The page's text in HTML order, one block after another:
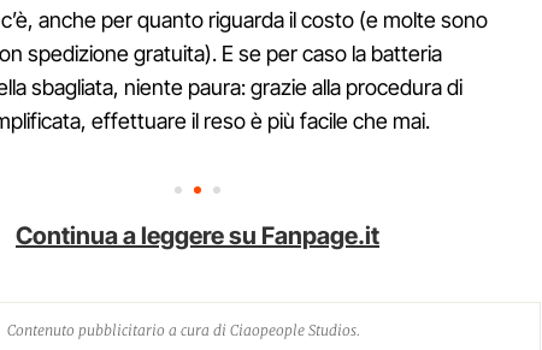
anche per quanto riguarda il costo (e molte sono
spedizione gratuita). E se per caso la batteria
sbagliata, niente paura: grazie alla procedura di
effettuare il reso è più facile che mai.
Continua a leggere su Fanpage.it
Contenuto pubblicitario a cura di Ciaopeople Studios.